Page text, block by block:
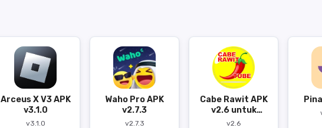
Arceus X V3 APK
v3.1.0
v3.1.0
Waho Pro APK
v2.7.3
v2.7.3
Cabe Rawit APK
v2.6 untuk
Android
v2.6